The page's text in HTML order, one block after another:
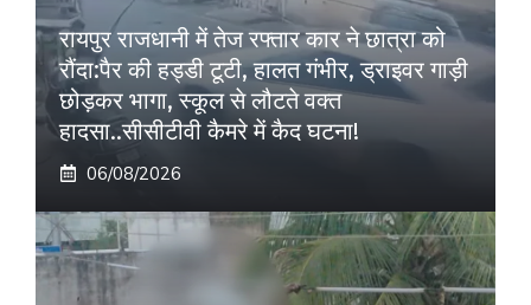
रायपुर राजधानी में तेज रफ्तार कार ने छात्रा को
रौंदा:पैर की हड्डी टूटी, हालत गंभीर, ड्राइवर गाड़ी
छोड़कर भागा, स्कूल से लौटते वक्त
हादसा..सीसीटीवी कैमरे में कैद घटना!
06/08/2026